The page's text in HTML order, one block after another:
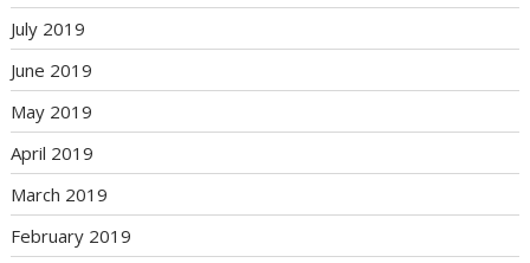
July 2019
June 2019
May 2019
April 2019
March 2019
February 2019